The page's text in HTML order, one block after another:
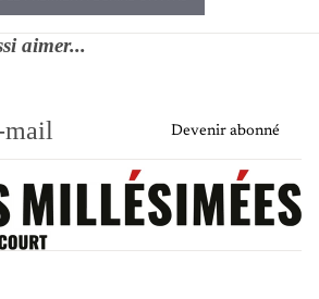
aimer...
Devenir abonné